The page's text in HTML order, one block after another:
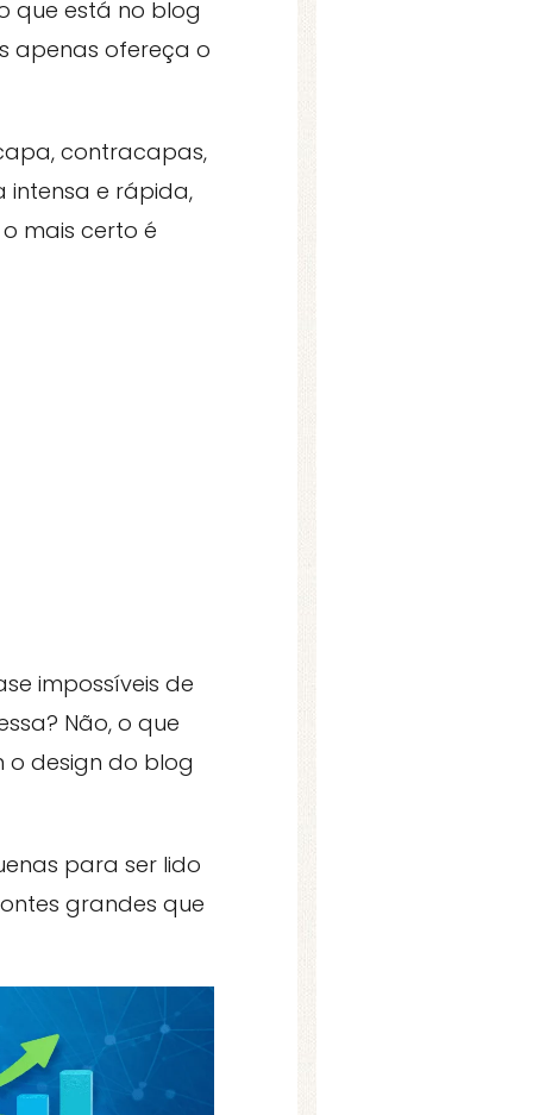
que está no blog
apenas ofereça o
contracapas,
intensa e rápida,
mais certo é
impossíveis de
Não, o que
o design do blog
para ser lido
grandes que